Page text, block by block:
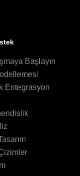
Başlayın
Entegrasyon